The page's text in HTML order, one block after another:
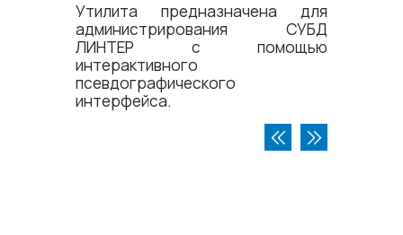
Утилита предназначена для
администрирования СУБД
ЛИНТЕР с помощью
интерактивного
псевдографического
интерфейса.